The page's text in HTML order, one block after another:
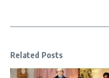
Related Posts